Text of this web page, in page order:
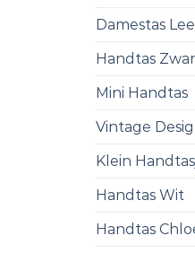
Damestas
Handtas
Mini Handtas
Vintage
Klein
Handtas Wit
Handtas